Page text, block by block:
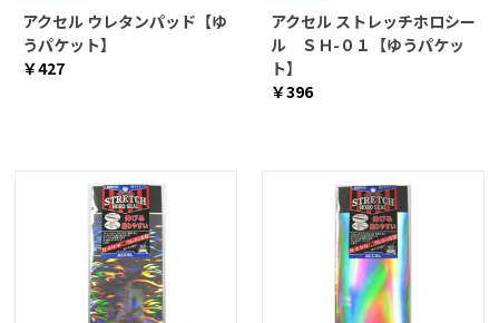
アクセル ウレタンパッド【ゆ
うパケット】
￥427
アクセル ストレッチホロシー
ル ＳＨ-０１【ゆうパケッ
ト】
￥396